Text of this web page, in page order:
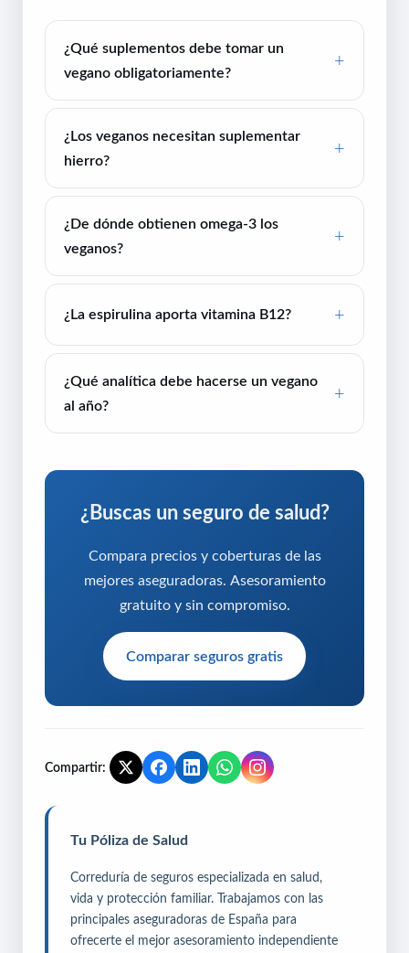
¿Qué suplementos debe tomar un
vegano obligatoriamente?
¿Los veganos necesitan suplementar
hierro?
¿De dónde obtienen omega-3 los
veganos?
¿La espirulina aporta vitamina B12?
¿Qué analítica debe hacerse un vegano
al año?
¿Buscas un seguro de salud?
Compara precios y coberturas de las
mejores aseguradoras. Asesoramiento
gratuito y sin compromiso.
Comparar seguros gratis
Compartir:
Tu Póliza de Salud
Correduría de seguros especializada en salud,
vida y protección familiar. Trabajamos con las
principales aseguradoras de España para
ofrecerte el mejor asesoramiento independiente